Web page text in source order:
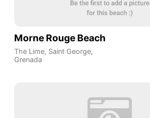
Morne Rouge Beach
The Lime, Saint George,
Grenada